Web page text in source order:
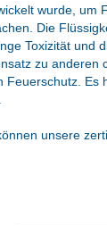
wurde, um
Die
Toxizität und
zu anderen
Es
unsere